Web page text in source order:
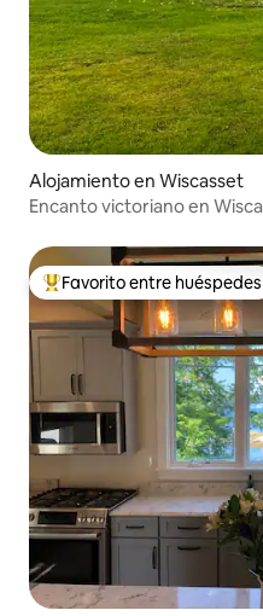
Alojamiento en Wiscasset
Encanto victoriano en
Favorito entre los
Favorito entre huéspedes